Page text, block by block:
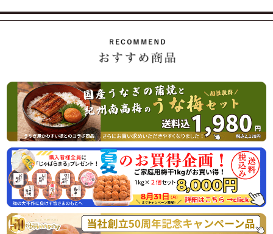
8月10日（月曜日） 最終出荷日
8月11日（火曜日）～ 8月16日（日曜日） 休 業 日
休業日後は、大変混雑が予想されますのであらかじめのご注
2026/07/01
ご家庭用の紀州南高梅がお買い得「夏のお買い得企画」開始
のお知らせ
この度、オンラインショップでの梅の販売数量を確保できま
したので、ご家庭用梅干1kg×2個セットが大変お得にお買い
求めいただける夏のお買い得企画を8月31日（月）まで開催
させていただきます。
またご購入者様特典として「じゃばらまる」を1本プレゼン
トさせていただきます。この機会にぜひご賞味くださいま
せ。